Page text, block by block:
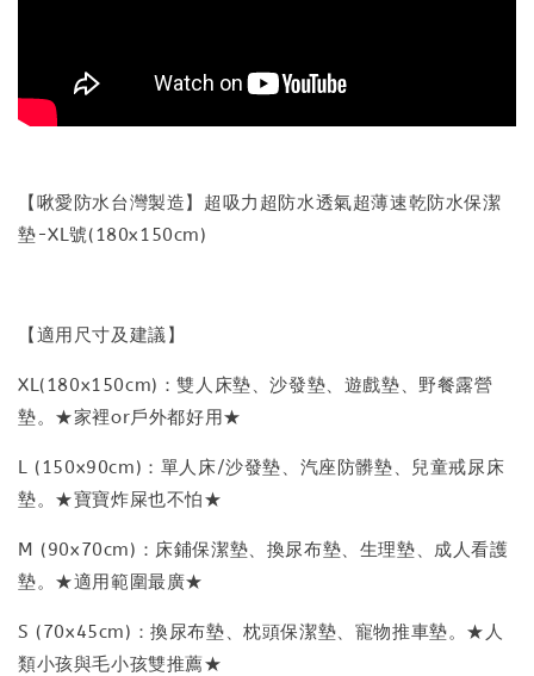
【啾愛防水台灣製造】超吸力超防水透氣超薄速乾防水保潔
墊-XL號(180x150cm)
【適用尺寸及建議】
XL(180x150cm)：雙人床墊、沙發墊、遊戲墊、野餐露營
墊。★家裡or戶外都好用★
L (150x90cm)：單人床/沙發墊、汽座防髒墊、兒童戒尿床
墊。★寶寶炸屎也不怕★
M (90x70cm)：床鋪保潔墊、換尿布墊、生理墊、成人看護
墊。★適用範圍最廣★
S (70x45cm)：換尿布墊、枕頭保潔墊、寵物推車墊。★人
類小孩與毛小孩雙推薦★